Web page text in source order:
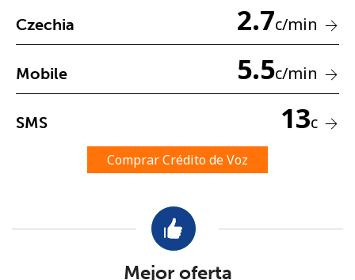
Mínimo 8 caracteres
Una letra mayúscula y una minúscula
Un caracter especial
Mantente en contacto para recibir nuestras mejores
Czechia 2.7c/min
Mobile 5.5c/min
SMS 13c
Comprar Crédito de Voz
Mejor oferta